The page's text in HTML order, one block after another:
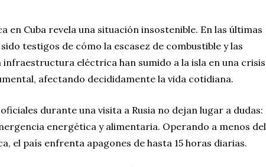
en Cuba revela una situación insostenible. En las últimas
testigos de cómo la escasez de combustible y las
infraestructura eléctrica han sumido a la isla en una crisis
afectando decididamente la vida cotidiana.
durante una visita a Rusia no dejan lugar a dudas:
energética y alimentaria. Operando a menos del
el país enfrenta apagones de hasta 15 horas diarias.